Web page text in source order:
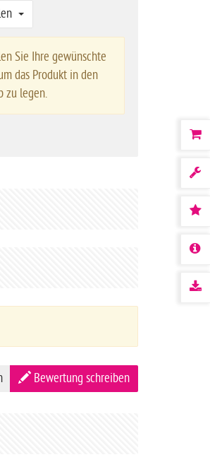
Sie Ihre gewünschte
das Produkt in den
zu legen.
Bewertung schreiben